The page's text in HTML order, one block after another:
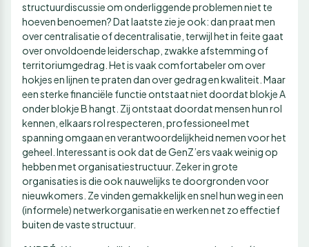
structuurdiscussie om onderliggende problemen niet te
hoeven benoemen? Dat laatste zie je ook: dan praat men
over centralisatie of decentralisatie, terwijl het in feite gaat
over onvoldoende leiderschap, zwakke afstemming of
territoriumgedrag. Het is vaak comfortabeler om over
hokjes en lijnen te praten dan over gedrag en kwaliteit. Maar
een sterke financiële functie ontstaat niet doordat blokje A
onder blokje B hangt. Zij ontstaat doordat mensen hun rol
kennen, elkaars rol respecteren, professioneel met
spanning omgaan en verantwoordelijkheid nemen voor het
geheel. Interessant is ook dat de GenZ’ers vaak weinig op
hebben met organisatiestructuur. Zeker in grote
organisaties is die ook nauwelijks te doorgronden voor
nieuwkomers. Ze vinden gemakkelijk en snel hun weg in een
(informele) netwerkorganisatie en werken net zo effectief
buiten de vaste structuur.